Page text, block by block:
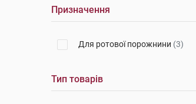
Призначення
Для ротової порожнини (3)
Тип товарів